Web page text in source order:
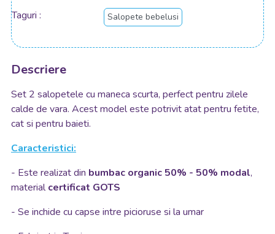
Taguri Salopete bebelusi
Descriere
Set 2 salopetele cu maneca scurta, perfect pentru zilele
calde de vara. Acest model este potrivit atat pentru fetite,
cat si pentru baieti.
Caracteristici:
- Este realizat din bumbac organic 50% - 50% modal,
material certificat GOTS
- Se inchide cu capse intre picioruse si la umar